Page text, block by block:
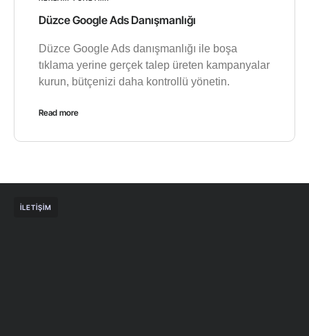
Düzce Google Ads Danışmanlığı
Düzce Google Ads danışmanlığı ile boşa
tıklama yerine gerçek talep üreten kampanyalar
kurun, bütçenizi daha kontrollü yönetin.
Read more
İLETIŞIM